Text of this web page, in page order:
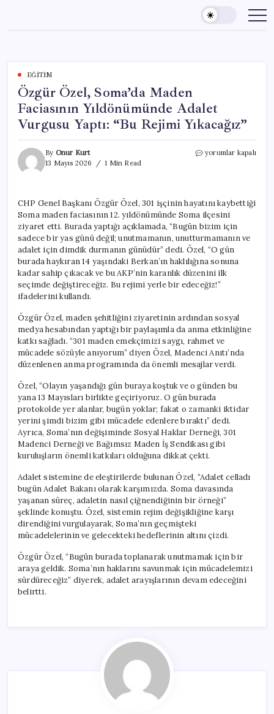
content
EĞITIM
Özgür Özel, Soma’da Maden
Faciasının Yıldönümünde Adalet
Vurgusu Yaptı: “Bu Rejimi Yıkacağız”
By Onur Kurt
13 Mayıs 2026
1 Min Read
Özgür
Yıldönümünde
Adalet
Vurgusu
Yaptı:
“Bu
Rejimi
Yıkacağız”
için
yorumlar kapalı
CHP Genel Başkanı Özgür Özel, 301 işçinin hayatını kaybettiği
Soma maden faciasının 12. yıldönümünde Soma ilçesini
ziyaret etti. Burada yaptığı açıklamada, “Bugün bizim için
sadece bir yas günü değil; unutmamanın, unutturmamanın ve
adalet için dimdik durmanın günüdür” dedi. Özel, “O gün
burada haykıran 14 yaşındaki Berkan’ın haklılığına sonuna
kadar sahip çıkacak ve bu AKP’nin karanlık düzenini ilk
seçimde değiştireceğiz. Bu rejimi yerle bir edeceğiz!”
ifadelerini kullandı.
Özgür Özel, maden şehitliğini ziyaretinin ardından sosyal
medya hesabından yaptığı bir paylaşımla da anma etkinliğine
katkı sağladı. “301 maden emekçimizi saygı, rahmet ve
mücadele sözüyle anıyorum” diyen Özel, Madenci Anıtı’nda
düzenlenen anma programında da önemli mesajlar verdi.
Özel, “Olayın yaşandığı gün buraya koştuk ve o günden bu
yana 13 Mayısları birlikte geçiriyoruz. O gün burada
protokolde yer alanlar, bugün yoklar; fakat o zamanki iktidar
yerini şimdi bizim gibi mücadele edenlere bıraktı” dedi.
Ayrıca, Soma’nın değişiminde Sosyal Haklar Derneği, 301
Madenci Derneği ve Bağımsız Maden İş Sendikası gibi
kuruluşların önemli katkıları olduğuna dikkat çekti.
Adalet sistemine de eleştirilerde bulunan Özel, “Adalet celladı
bugün Adalet Bakanı olarak karşımızda. Soma davasında
yaşanan süreç, adaletin nasıl çiğnendiğinin bir örneği”
şeklinde konuştu. Özel, sistemin rejim değişikliğine karşı
direndiğini vurgulayarak, Soma’nın geçmişteki
mücadelelerinin ve gelecekteki hedeflerinin altını çizdi.
Özgür Özel, “Bugün burada toplanarak unutmamak için bir
araya geldik. Soma’nın haklarını savunmak için mücadelemizi
sürdüreceğiz” diyerek, adalet arayışlarının devam edeceğini
belirtti.